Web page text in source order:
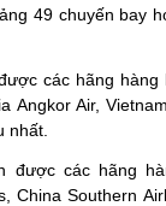
49 chuyến bay
các hãng hàng
Angkor Air,
nhất.
các hãng
China Southern